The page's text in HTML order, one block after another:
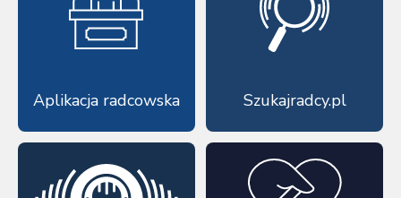
Aplikacja radcowska Szukajradcy.pl